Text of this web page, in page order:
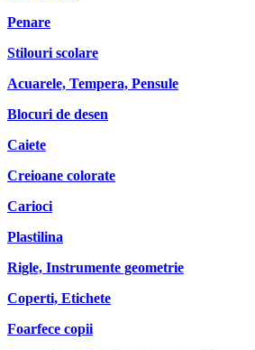
Penare
Stilouri scolare
Acuarele, Tempera, Pensule
Blocuri de desen
Caiete
Creioane colorate
Carioci
Plastilina
Rigle, Instrumente geometrie
Coperti, Etichete
Foarfece copii